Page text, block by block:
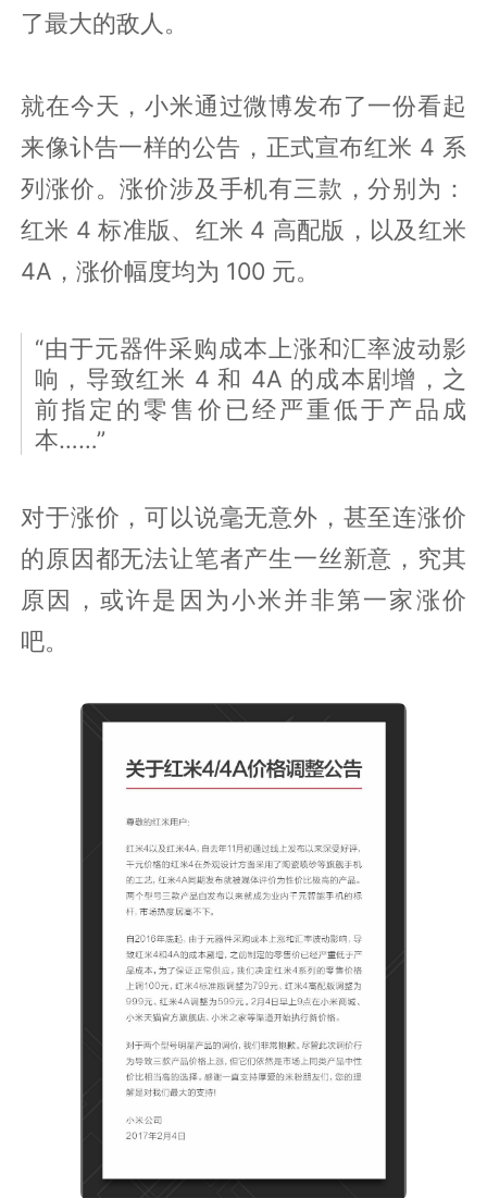
了最大的敌人。
就在今天，小米通过微博发布了一份看起
来像讣告一样的公告，正式宣布红米 4 系
列涨价。涨价涉及手机有三款，分别为：
红米 4 标准版、红米 4 高配版，以及红米
4A，涨价幅度均为 100 元。
“由于元器件采购成本上涨和汇率波动影
响，导致红米 4 和 4A 的成本剧增，之
前指定的零售价已经严重低于产品成
本……”
对于涨价，可以说毫无意外，甚至连涨价
的原因都无法让笔者产生一丝新意，究其
原因，或许是因为小米并非第一家涨价
吧。